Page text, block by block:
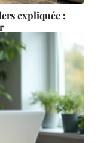
expliquée :